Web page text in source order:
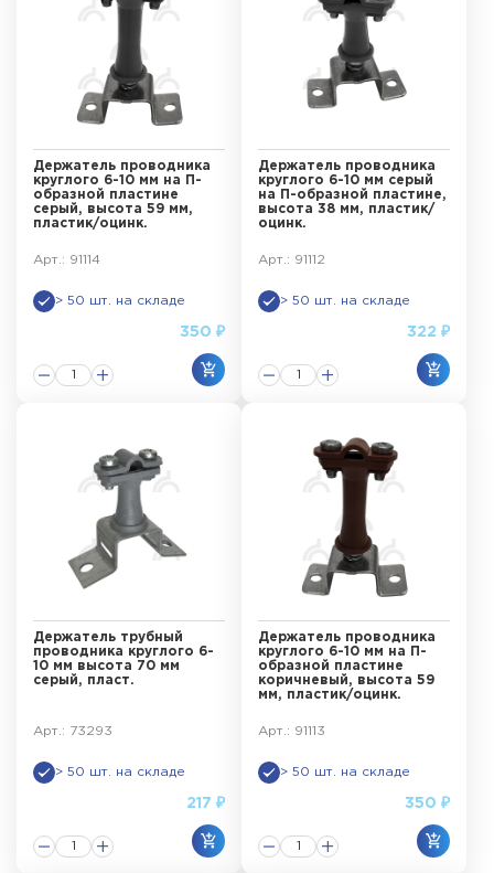
Держатель проводника
круглого 6-10 мм на П-
образной пластине
серый, высота 59 мм,
пластик/оцинк.
Арт.: 91114
> 50 шт. на складе
350 ₽
Держатель проводника
круглого 6-10 мм серый
на П-образной пластине,
высота 38 мм, пластик/
оцинк.
Арт.: 91112
> 50 шт. на складе
322 ₽
Держатель трубный
проводника круглого 6-
10 мм высота 70 мм
серый, пласт.
Арт.: 73293
> 50 шт. на складе
217 ₽
Держатель проводника
круглого 6-10 мм на П-
образной пластине
коричневый, высота 59
мм, пластик/оцинк.
Арт.: 91113
> 50 шт. на складе
350 ₽